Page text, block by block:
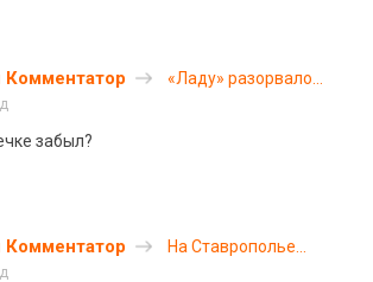
«Ладу» разорвало
забыл?
На Ставрополье